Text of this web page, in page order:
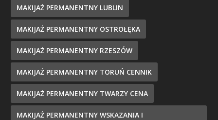
MAKIJAŻ PERMANENTNY LUBLIN
MAKIJAŻ PERMANENTNY OSTROŁĘKA
MAKIJAŻ PERMANENTNY RZESZÓW
MAKIJAŻ PERMANENTNY TORUŃ CENNIK
MAKIJAŻ PERMANENTNY TWARZY CENA
MAKIJAŻ PERMANENTNY WSKAZANIA I